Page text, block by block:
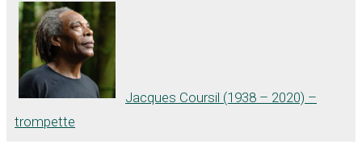
Jacques Coursil (1938 – 2020) –
trompette